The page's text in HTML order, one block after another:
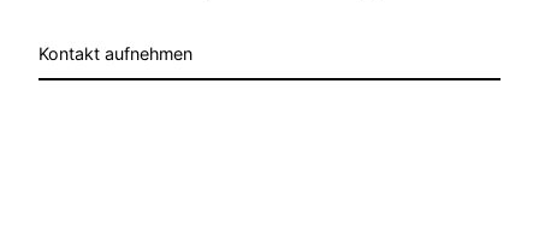
Kontakt aufnehmen